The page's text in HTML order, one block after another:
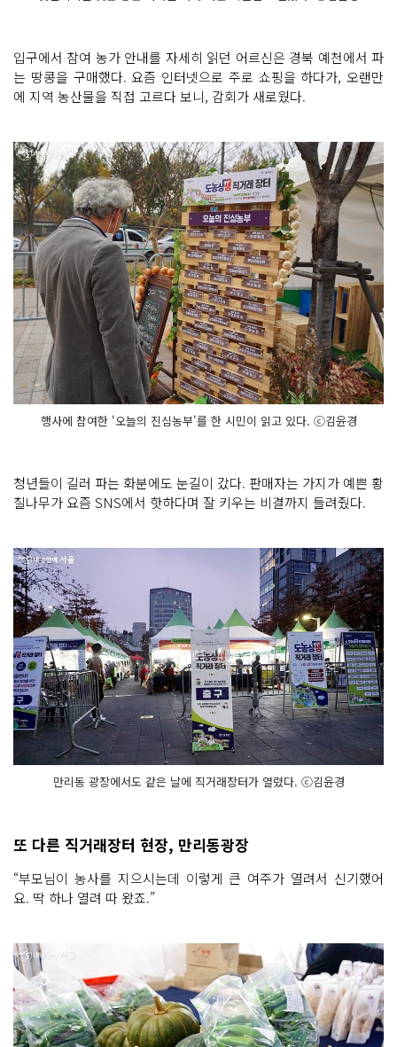
입구에서 참여 농가 안내를 자세히 읽던 어르신은 경북 예천에서 파
는 땅콩을 구매했다. 요즘 인터넷으로 주로 쇼핑을 하다가, 오랜만
에 지역 농산물을 직접 고르다 보니, 감회가 새로웠다.
행사에 참여한 '오늘의 진심농부'를 한 시민이 읽고 있다. ⓒ김윤경
청년들이 길러 파는 화분에도 눈길이 갔다. 판매자는 가지가 예쁜 황
칠나무가 요즘 SNS에서 핫하다며 잘 키우는 비결까지 들려줬다.
만리동 광장에서도 같은 날에 직거래장터가 열렸다. ⓒ김윤경
또 다른 직거래장터 현장, 만리동광장
“부모님이 농사를 지으시는데 이렇게 큰 여주가 열려서 신기했어
요. 딱 하나 열려 따 왔죠.”